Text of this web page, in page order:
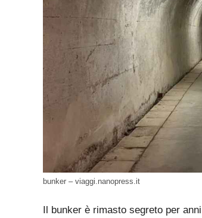
bunker – viaggi.nanopress.it
Il bunker è rimasto segreto per